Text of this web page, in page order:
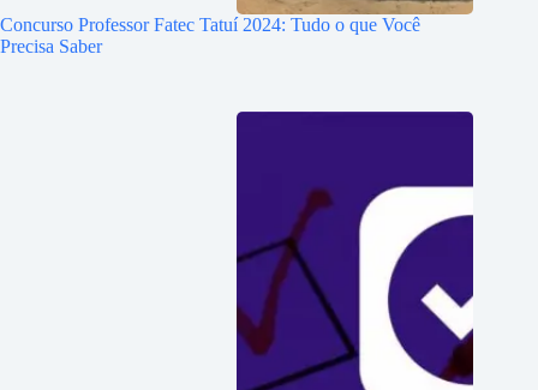
Concurso Professor Fatec Tatuí 2024: Tudo o que Você
Precisa Saber